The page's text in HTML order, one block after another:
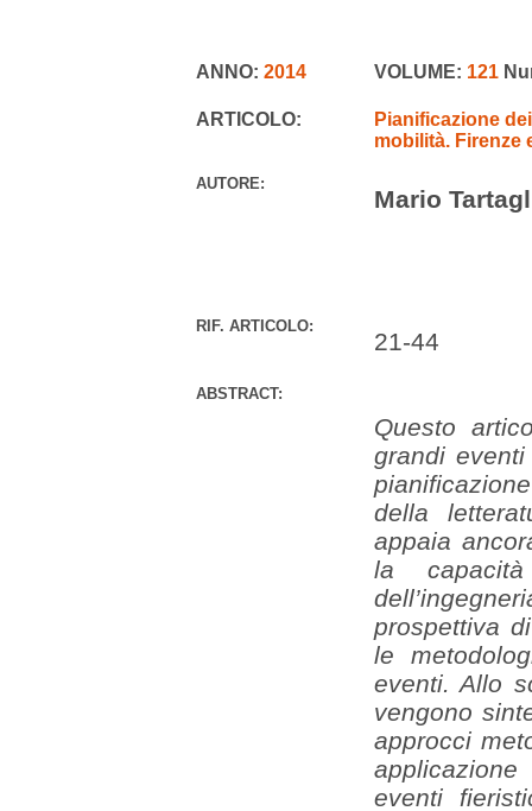
ANNO: 2014 VOLUME: 121
ARTICOLO:
Pianificazione
mobilità. Firenze
AUTORE:
Mario
RIF. ARTICOLO:
21-44
ABSTRACT:
Questo
grandi
della
appaia
la
prospettiva
le
eventi. Allo
vengono
approcci
eventi